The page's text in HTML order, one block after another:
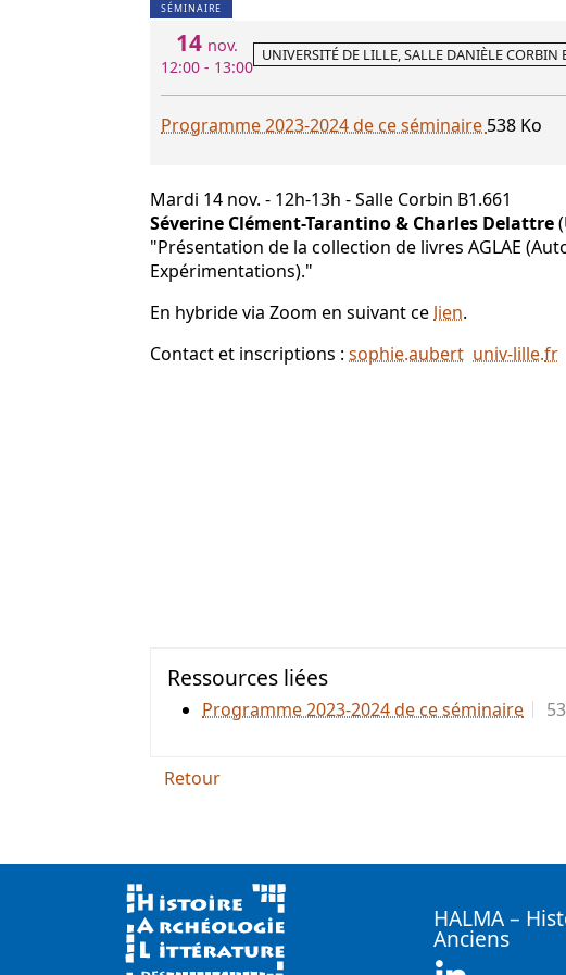
SÉMINAIRE
14 nov.
12:00 - 13:00
UNIVERSITÉ DE LILLE, SALLE DANIÈLE
Programme 2023-2024 de ce séminaire 538 Ko
Mardi 14 nov. - 12h-13h - Salle Corbin B1.661
Séverine Clément-Tarantino & Charles Delattre
"Présentation de la collection de livres AGLAE
Expérimentations)."
En hybride via Zoom en suivant ce lien.
Contact et inscriptions : sophie.aubert univ-lille.fr
Ressources liées
Programme 2023-2024 de ce séminaire
Retour
HALMA –
Anciens